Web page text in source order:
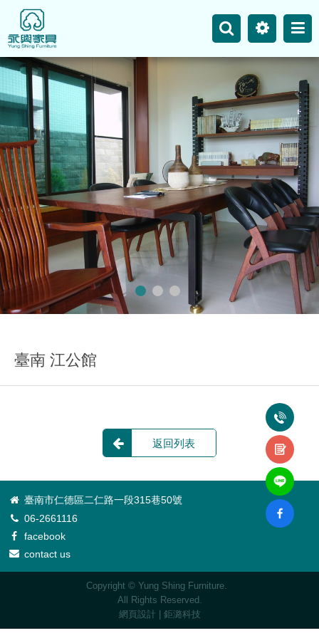
網站地圖
主選單
永興事業
最新消息
產品介紹
空間案例
聯絡我們
臺南 江公館
返回列表
臺南市仁德區二仁路一段315巷50號
06-2661116
facebook
contact us
Copyright © Yung Shing Furniture.
All Rights Reserved.
網頁設計 | 鉅潞科技